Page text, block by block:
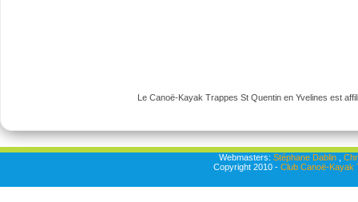
Le Canoë-Kayak Trappes St Quentin en Yvelines est
Webmasters: Stéphane Dablin,
Copyright 2010 - Club Canoë-Kayak